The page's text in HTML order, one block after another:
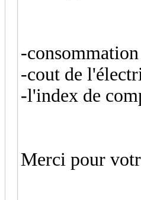
-
-
-cout de
-l'index de
Merci pour